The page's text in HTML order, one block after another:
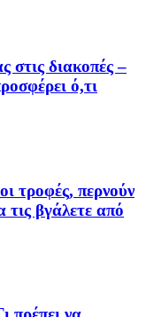
στις διακοπές –
ό,τι
τροφές, περνούν
τις βγάλετε από